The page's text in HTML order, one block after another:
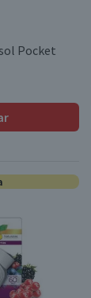
Pocket